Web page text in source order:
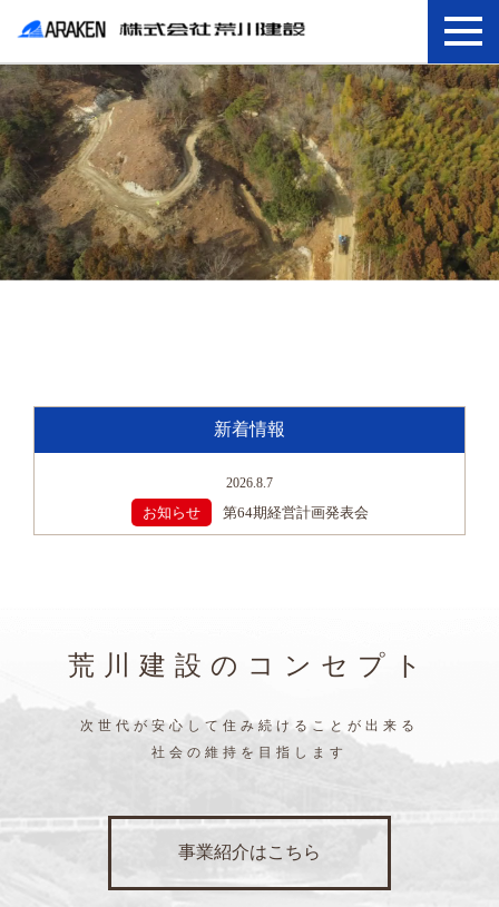
新着情報
2026.8.7
お知らせ 第64期経営計画発表会
荒川建設のコンセプト
次世代が安心して住み続けることが出来る
社会の維持を目指します
事業紹介はこちら